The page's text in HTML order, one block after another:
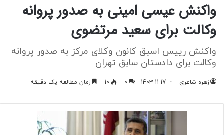
واکنش عیسی امینی به صدور پروانه
وکالت برای سعید مرتضوی
واکنش رییس اسبق کانون وکلای مرکز به صدور پروانه
وکالت برای دادستان سابق تهران
زهره شاعری 1403-11-17
0
10 زمان مطالعه یک دقیقه